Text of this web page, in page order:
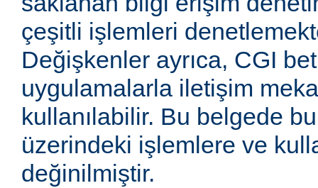
çeşitli işlemleri
Değişkenler ayrıca, CGI
uygulamalarla iletişim
kullanılabilir. Bu belgede
üzerindeki işlemlere ve
değinilmiştir.